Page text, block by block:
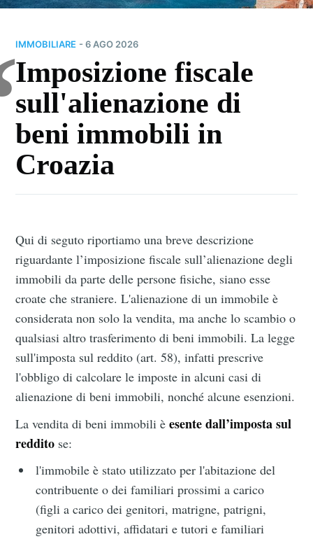
IMMOBILIARE - 6 AGO 2026
Imposizione fiscale
sull'alienazione di
beni immobili in
Croazia
Qui di seguto riportiamo una breve descrizione
riguardante l’imposizione fiscale sull’alienazione degli
immobili da parte delle persone fisiche, siano esse
croate che straniere. L'alienazione di un immobile è
considerata non solo la vendita, ma anche lo scambio o
qualsiasi altro trasferimento di beni immobili. La legge
sull'imposta sul reddito (art. 58), infatti prescrive
l'obbligo di calcolare le imposte in alcuni casi di
alienazione di beni immobili, nonché alcune esenzioni.
La vendita di beni immobili èesente dall’imposta sul
reddito se:
l'immobile è stato utilizzato per l'abitazione del
contribuente o dei familiari prossimi a carico
(figli a carico dei genitori, matrigne, patrigni,
genitori adottivi, affidatari e tutori e familiari